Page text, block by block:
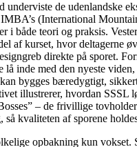
underviste de udenlandske
(International
i både teori og praksis.
af kurset, hvor deltagerne
direkte på sporet.
inde med den nyeste viden,
bygges bæredygtigt,
illustrerer, hvordan SSSL
– de frivillige
så kvaliteten af sporene
opbakning kun vokset.